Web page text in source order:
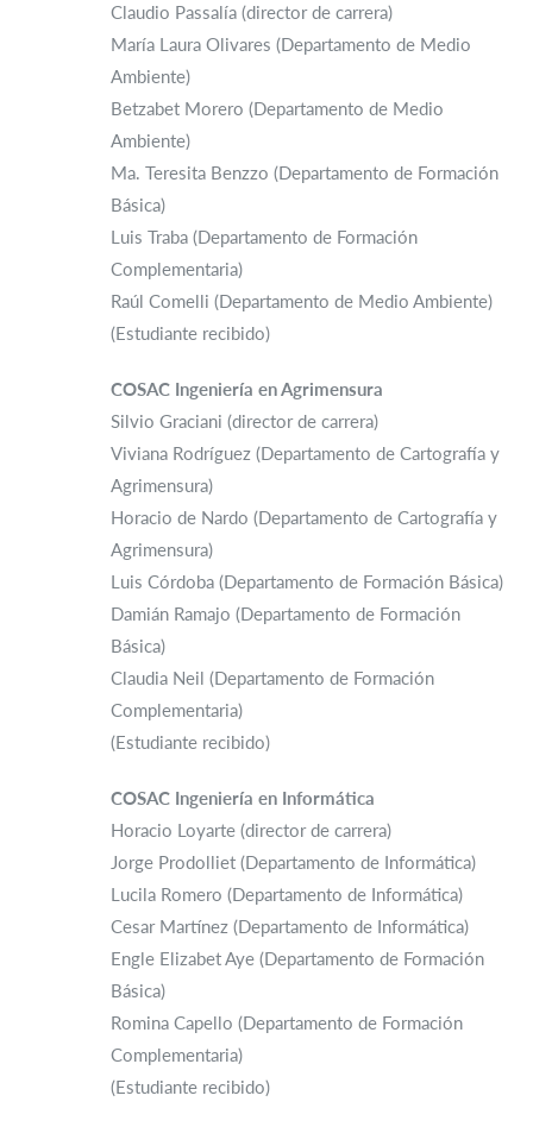
Claudio Passalía (director de carrera)
María Laura Olivares (Departamento de Medio
Ambiente)
Betzabet Morero (Departamento de Medio
Ambiente)
Ma. Teresita Benzzo (Departamento de Formación
Básica)
Luis Traba (Departamento de Formación
Complementaria)
Raúl Comelli (Departamento de Medio Ambiente)
(Estudiante recibido)
COSAC Ingeniería en Agrimensura
Silvio Graciani (director de carrera)
Viviana Rodríguez (Departamento de Cartografía y
Agrimensura)
Horacio de Nardo (Departamento de Cartografía y
Agrimensura)
Luis Córdoba (Departamento de Formación Básica)
Damián Ramajo (Departamento de Formación
Básica)
Claudia Neil (Departamento de Formación
Complementaria)
(Estudiante recibido)
COSAC Ingeniería en Informática
Horacio Loyarte (director de carrera)
Jorge Prodolliet (Departamento de Informática)
Lucila Romero (Departamento de Informática)
Cesar Martínez (Departamento de Informática)
Engle Elizabet Aye (Departamento de Formación
Básica)
Romina Capello (Departamento de Formación
Complementaria)
(Estudiante recibido)